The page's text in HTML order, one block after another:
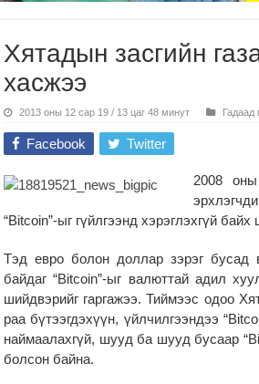
Хятадын засгийн
хасжээ
2013 оны 12 сар 19 / 13 цаг 48 минут Гадаад
Facebook Twitter
2008
“Вitcoin”-ыг гүйлгээнд хэрэглэхгүй
Тэд евро болон доллар зэрэг
байдаг “Вitcoin”-ыг валюттай адил
шийдвэрийг гаргажээ. Тиймээс одоо
раа бүтээгдэхүүн, үйлчил­гээндээ
наймаалахгүй, шууд ба шууд бусаар
болсон байна.